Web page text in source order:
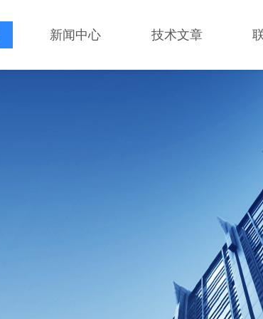
新闻中心 技术文章